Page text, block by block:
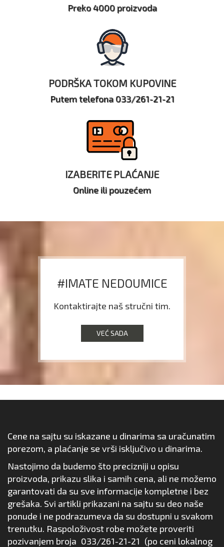
Preko 4000 proizvoda
PODRŠKA TOKOM KUPOVINE
Putem telefona 033/261-21-21
IZABERITE PLAĆANJE
Online ili pouzećem
#IMATE NEDOUMICE
Kontaktirajte naš stručni tim.
VEĆ SADA
Cene na sajtu su iskazane u dinarima sa uračunatim
porezom, a plaćanje se vrši isključivo u dinarima.
Nastojimo da budemo što precizniji u opisu
proizvoda, prikazu slika i samih cena, ali ne možemo
garantovati da su sve informacije kompletne i bez
grešaka. Svi artikli prikazani na sajtu su deo naše
ponude i ne podrazumeva da su dostupni u svakom
trenutku. Raspoloživost robe možete proveriti
pozivanjem broja 033/261-21-21 (po ceni lokalnog